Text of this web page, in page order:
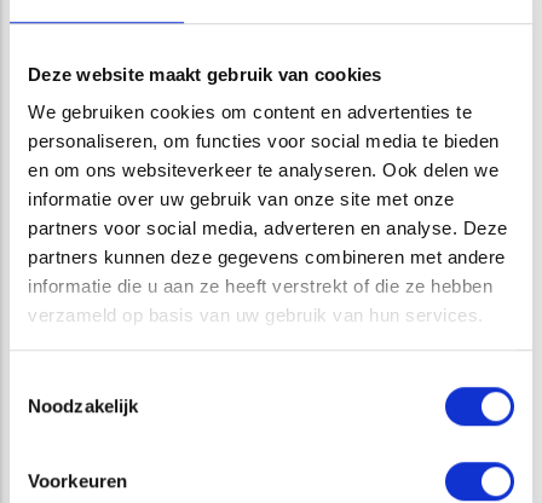
Deze website maakt gebruik van cookies
We gebruiken cookies om content en advertenties te
personaliseren, om functies voor social media te bieden
en om ons websiteverkeer te analyseren. Ook delen we
informatie over uw gebruik van onze site met onze
partners voor social media, adverteren en analyse. Deze
partners kunnen deze gegevens combineren met andere
informatie die u aan ze heeft verstrekt of die ze hebben
verzameld op basis van uw gebruik van hun services.
Noodzakelijk
Voorkeuren
CATEGORIE
DUURZAAMHEIDSVERSLAG
MVO